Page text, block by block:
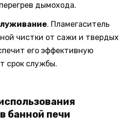
дымохода.
. Пламегаситель
чистки от сажи и твердых
его эффективную
срок службы.
банной печи